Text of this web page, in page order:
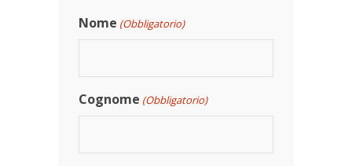
Nome (Obbligatorio)
Cognome (Obbligatorio)